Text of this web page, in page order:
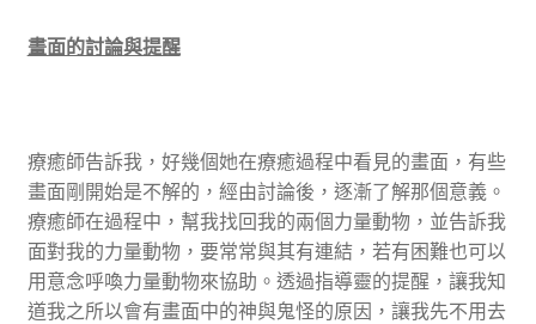
畫面的討論與提醒
療癒師告訴我，好幾個她在療癒過程中看見的畫面，有些
畫面剛開始是不解的，經由討論後，逐漸了解那個意義。
療癒師在過程中，幫我找回我的兩個力量動物，並告訴我
面對我的力量動物，要常常與其有連結，若有困難也可以
用意念呼喚力量動物來協助。透過指導靈的提醒，讓我知
道我之所以會有畫面中的神與鬼怪的原因，讓我先不用去